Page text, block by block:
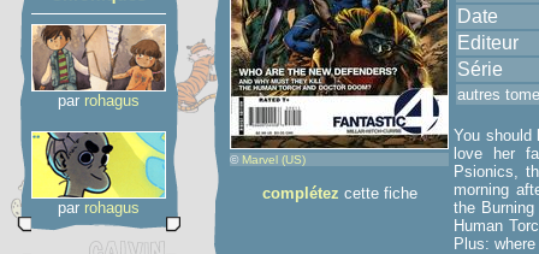
par rohagus
par rohagus
© Marvel (US)
complétez cette fiche
Date
Editeur
Série
autres
You should
love her
Psionics,
morning
the
Human
Plus: